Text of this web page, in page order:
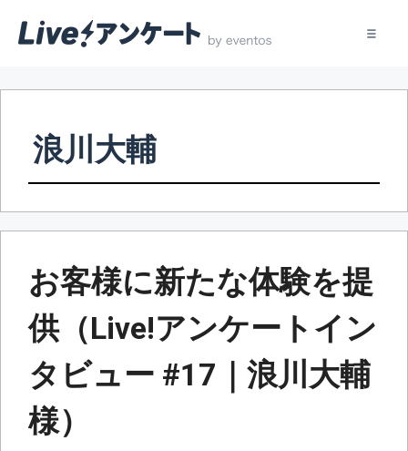
ス
浪川大輔
お客様に新たな体験を提
供（Live!アンケートイン
タビュー #17｜浪川大輔
様）